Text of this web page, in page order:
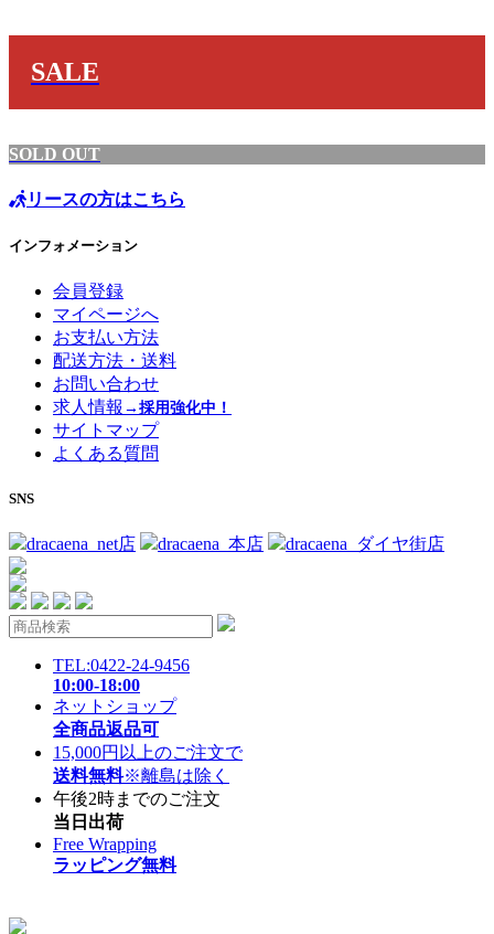
SALE
SOLD OUT
リースの方はこちら
インフォメーション
会員登録
マイページへ
お支払い方法
配送方法・送料
お問い合わせ
求人情報 →採用強化中！
サイトマップ
よくある質問
SNS
dracaena_net店 dracaena_本店 dracaena_ダイヤ街店
TEL:0422-24-9456
10:00-18:00
ネットショップ
全商品返品可
15,000円以上のご注文で
送料無料※離島は除く
午後2時までのご注文
当日出荷
Free Wrapping
ラッピング無料